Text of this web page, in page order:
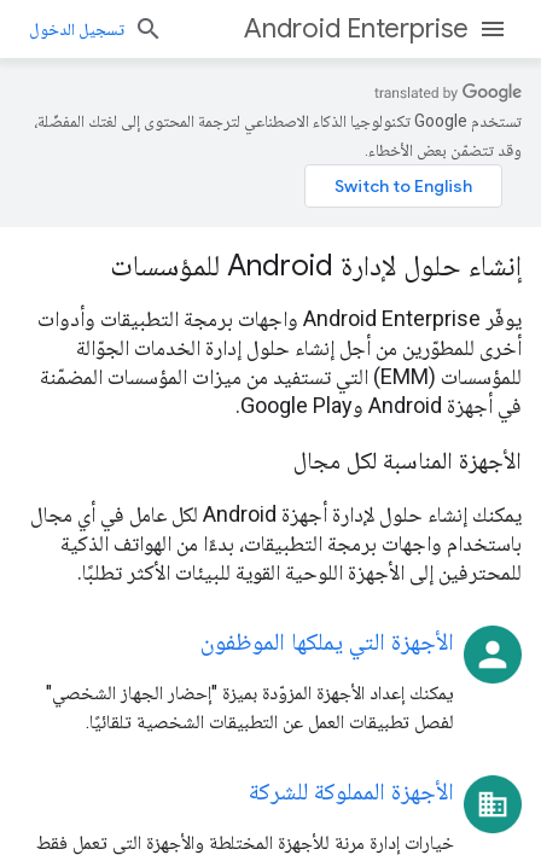
Android Enterprise تسجيل الدخول
تستخدم Google تكنولوجيا الذكاء الاصطناعي لترجمة المحتوى إلى لغتك المفضّلة،
وقد تتضمّن بعض الأخطاء.
إنشاء حلول لإدارة Android للمؤسسات
يوفّر Android Enterprise واجهات برمجة التطبيقات وأدوات
أخرى للمطوّرين من أجل إنشاء حلول إدارة الخدمات الجوّالة
للمؤسسات (EMM) التي تستفيد من ميزات المؤسسات المضمّنة
في أجهزة Android وGoogle Play.
الأجهزة المناسبة لكل مجال
يمكنك إنشاء حلول لإدارة أجهزة Android لكل عامل في أي مجال
باستخدام واجهات برمجة التطبيقات، بدءًا من الهواتف الذكية
للمحترفين إلى الأجهزة اللوحية القوية للبيئات الأكثر تطلبًا.
الأجهزة التي يملكها الموظفون
يمكنك إعداد الأجهزة المزوّدة بميزة "إحضار الجهاز الشخصي"
لفصل تطبيقات العمل عن التطبيقات الشخصية تلقائيًا.
الأجهزة المملوكة للشركة
خيارات إدارة مرنة للأجهزة المختلطة والأجهزة التي تعمل فقط